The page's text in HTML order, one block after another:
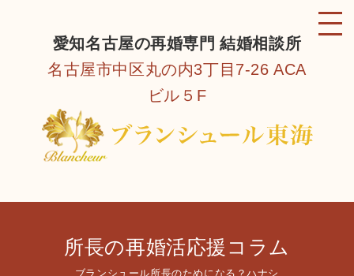
愛知名古屋の再婚専門 結婚相談所
名古屋市中区丸の内3丁目7-26 ACA
ビル５F
所長の再婚活応援コラム
ブランシュール所長のためになる？ハナシ